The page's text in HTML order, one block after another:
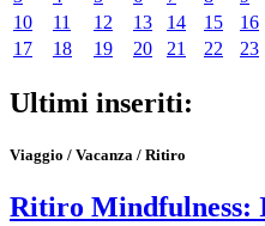
10
11 12 13 14 15
16
17
18 19 20 21 22 23
Ultimi inseriti:
Viaggio / Vacanza / Ritiro
Ritiro Mindfulness: